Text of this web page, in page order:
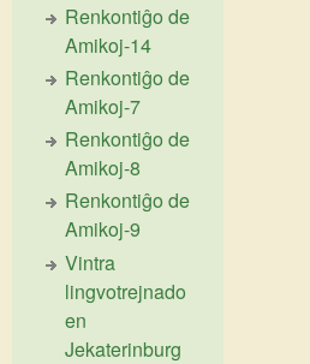
Renkontiĝo de
Amikoj-14
Renkontiĝo de
Amikoj-7
Renkontiĝo de
Amikoj-8
Renkontiĝo de
Amikoj-9
Vintra
lingvotrejnado
en
Jekaterinburg